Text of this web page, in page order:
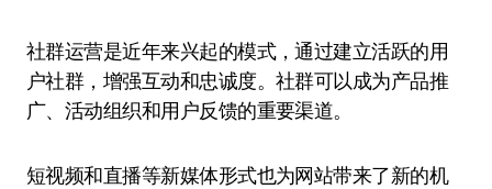
社群运营是近年来兴起的模式，通过建立活跃的用
户社群，增强互动和忠诚度。社群可以成为产品推
广、活动组织和用户反馈的重要渠道。
短视频和直播等新媒体形式也为网站带来了新的机